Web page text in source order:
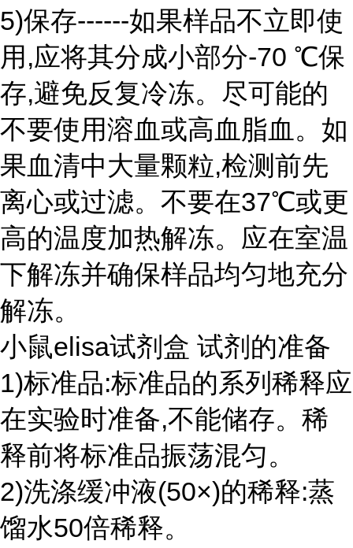
5)保存------如果样品不立即使
用,应将其分成小部分-70 ℃保
存,避免反复冷冻。尽可能的
不要使用溶血或高血脂血。如
果血清中大量颗粒,检测前先
离心或过滤。不要在37℃或更
高的温度加热解冻。应在室温
下解冻并确保样品均匀地充分
解冻。
小鼠elisa试剂盒 试剂的准备
1)标准品:标准品的系列稀释应
在实验时准备,不能储存。稀
释前将标准品振荡混匀。
2)洗涤缓冲液(50×)的稀释:蒸
馏水50倍稀释。